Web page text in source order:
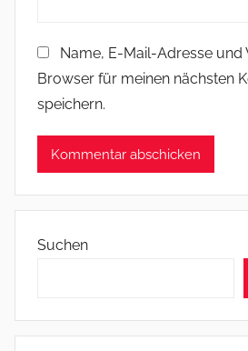
Name, E-Mail-Adresse und
Browser für meinen nächsten
speichern.
Suchen